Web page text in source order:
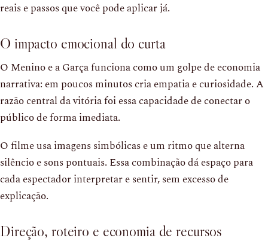
reais e passos que você pode aplicar já.
O impacto emocional do curta
O Menino e a Garça funciona como um golpe de economia
narrativa: em poucos minutos cria empatia e curiosidade. A
razão central da vitória foi essa capacidade de conectar o
público de forma imediata.
O filme usa imagens simbólicas e um ritmo que alterna
silêncio e sons pontuais. Essa combinação dá espaço para
cada espectador interpretar e sentir, sem excesso de
explicação.
Direção, roteiro e economia de recursos